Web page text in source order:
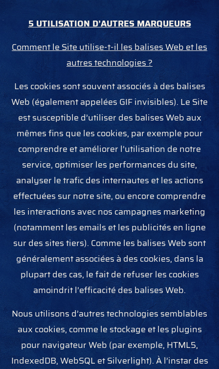
5 UTILISATION D’AUTRES MARQUEURS
Comment le Site utilise-t-il les balises Web et les
autres technologies ?
Les cookies sont souvent associés à des balises
Web (également appelées GIF invisibles). Le Site
est susceptible d’utiliser des balises Web aux
mêmes fins que les cookies, par exemple pour
comprendre et améliorer l’utilisation de notre
service, optimiser les performances du site,
analyser le trafic des internautes et les actions
effectuées sur notre site, ou encore comprendre
les interactions avec nos campagnes marketing
(notamment les e­mails et les publicités en ligne
sur des sites tiers). Comme les balises Web sont
généralement associées à des cookies, dans la
plupart des cas, le fait de refuser les cookies
amoindrit l’efficacité des balises Web.
Nous utilisons d’autres technologies semblables
aux cookies, comme le stockage et les plug­ins
pour navigateur Web (par exemple, HTML5,
IndexedDB, WebSQL et Silverlight). À l’instar des